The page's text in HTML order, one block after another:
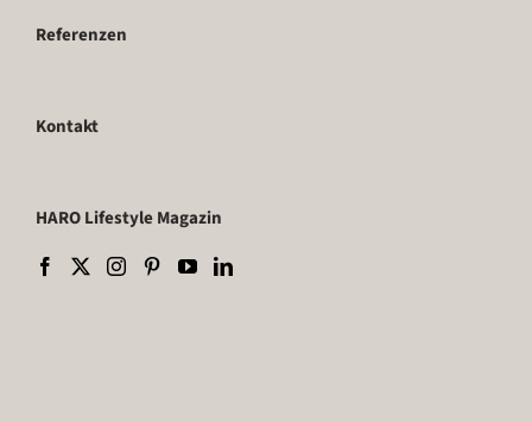
Referenzen
Kontakt
HARO Lifestyle Magazin